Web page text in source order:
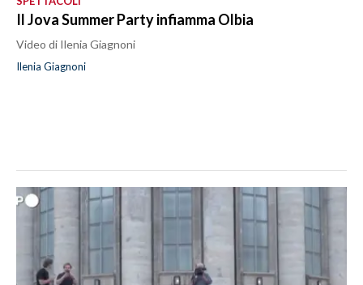
Il Jova Summer Party infiamma Olbia
Video di Ilenia Giagnoni
Ilenia Giagnoni